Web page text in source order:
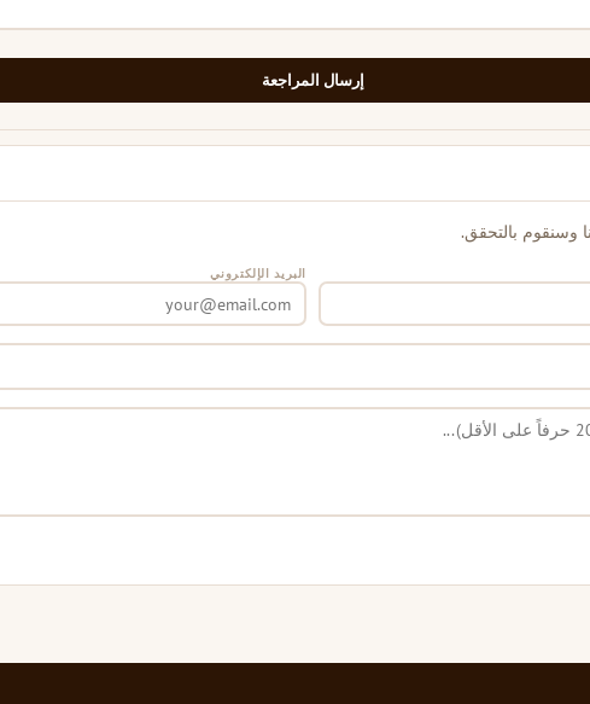
إرسال المراجعة
وسنقوم بالتحقق.
البريد الإلكتروني